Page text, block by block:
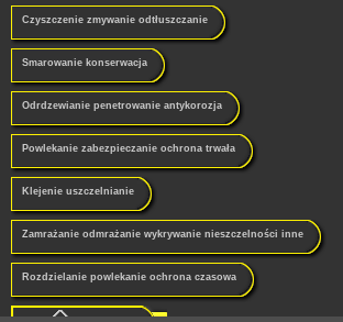
Czyszczenie zmywanie odtłuszczanie
Smarowanie konserwacja
Odrdzewianie penetrowanie antykorozja
Powlekanie zabezpieczanie ochrona trwała
Klejenie uszczelnianie
Zamrażanie odmrażanie wykrywanie nieszczelności inne
Rozdzielanie powlekanie ochrona czasowa